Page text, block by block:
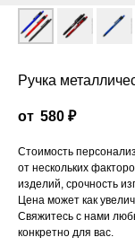
Ручка
580 ₽
Стоимость
от нескольких
изделий, срочность
Цена может как
Свяжитесь с нами
конкретно для вас.